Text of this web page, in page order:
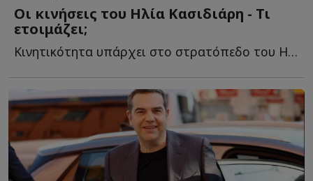
Οι κινήσεις του Ηλία Κασιδιάρη - Τι
ετοιμάζει;
Κινητικότητα υπάρχει στο στρατόπεδο του Ηλία Κασιδιάρη, ο...